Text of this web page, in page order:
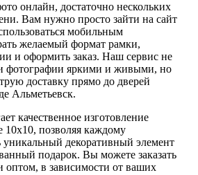
онлайн, достаточно нескольких
Вам нужно просто зайти на сайт
мобильным
желаемый формат рамки,
и оформить заказ. Наш сервис не
фотографии яркими и живыми, но
доставку прямо до дверей
Альметьевск.
качественное изготовление
10х10, позволяя каждому
декоративный элемент
подарок. Вы можете заказать
оптом, в зависимости от ваших